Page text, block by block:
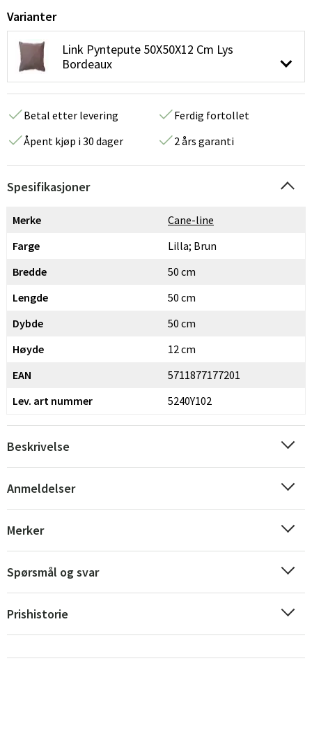
Sverige
Danmark
Varianter
Link Pyntepute 50X50X12 Cm Lys
Bordeaux
Betal etter levering
Ferdig fortollet
Åpent kjøp i 30 dager
2 års garanti
Spesifikasjoner
Merke
Cane-line
Farge
Lilla; Brun
Bredde
50 cm
Lengde
50 cm
Dybde
50 cm
Høyde
12 cm
EAN
5711877177201
Lev. art nummer
5240Y102
Beskrivelse
Anmeldelser
Merker
Spørsmål og svar
Prishistorie